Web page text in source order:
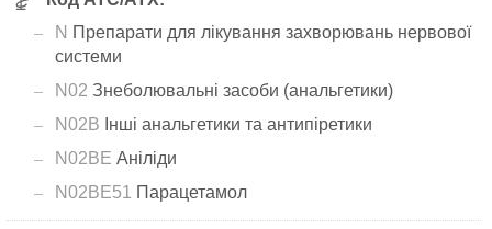
N Препарати для лікування захворювань нервової
системи
N02 Знеболювальні засоби (анальгетики)
N02B Інші анальгетики та антипіретики
N02BE Аніліди
N02BE51
Парацетамол